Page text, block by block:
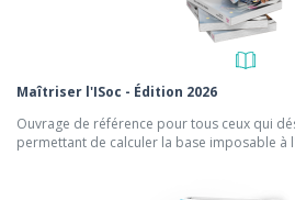
Maîtriser l'ISoc - Édition 2026
Ouvrage de référence pour tous ceux qui
permettant de calculer la base imposable à